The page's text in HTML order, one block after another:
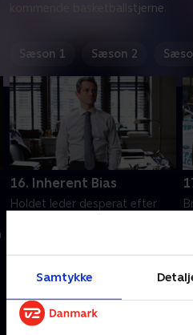
Samtykke
kommende basketballstjerne.
Sæson 1 Sæson 2
16. Inherent Bias
Holdet leder desperat efter
14. august 2025 • 39 min
Andre så også